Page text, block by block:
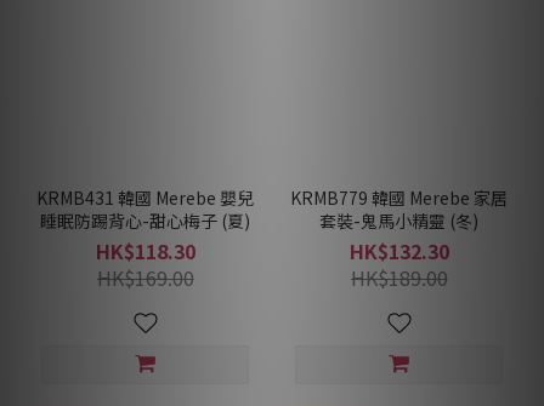
KRMB431 韓國 Merebe 嬰兒
睡眠防踢背心-甜心梅子 (夏)
HK$118.30
HK$169.00
KRMB779 韓國 Merebe 家居
套裝-鬼馬小精靈 (冬)
HK$132.30
HK$189.00